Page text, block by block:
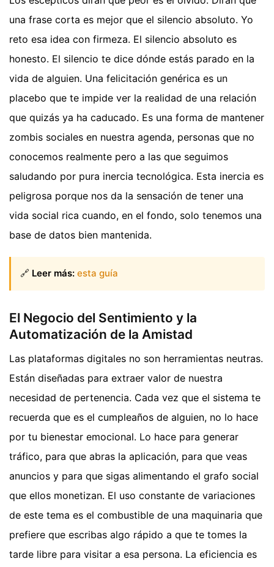
una frase corta es mejor que el silencio absoluto. Yo
reto esa idea con firmeza. El silencio absoluto es
honesto. El silencio te dice dónde estás parado en la
vida de alguien. Una felicitación genérica es un
placebo que te impide ver la realidad de una relación
que quizás ya ha caducado. Es una forma de mantener
zombis sociales en nuestra agenda, personas que no
conocemos realmente pero a las que seguimos
saludando por pura inercia tecnológica. Esta inercia es
peligrosa porque nos da la sensación de tener una
vida social rica cuando, en el fondo, solo tenemos una
base de datos bien mantenida.
🔗 Leer más: esta guía
El Negocio del Sentimiento y la
Automatización de la Amistad
Las plataformas digitales no son herramientas neutras.
Están diseñadas para extraer valor de nuestra
necesidad de pertenencia. Cada vez que el sistema te
recuerda que es el cumpleaños de alguien, no lo hace
por tu bienestar emocional. Lo hace para generar
tráfico, para que abras la aplicación, para que veas
anuncios y para que sigas alimentando el grafo social
que ellos monetizan. El uso constante de variaciones
de este tema es el combustible de una maquinaria que
prefiere que escribas algo rápido a que te tomes la
tarde libre para visitar a esa persona. La eficiencia es